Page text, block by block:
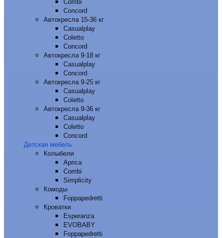
Combi
Concord
Автокресла 15-36 кг
Casualplay
Coletto
Concord
Автокресла 9-18 кг
Casualplay
Concord
Автокресла 9-25 кг
Casualplay
Coletto
Автокресла 9-36 кг
Casualplay
Coletto
Concord
Детская мебель
Колыбели
Aprica
Combi
Simplicity
Комоды
Foppapedretti
Кроватки
Esperanza
EVOBABY
Foppapedretti